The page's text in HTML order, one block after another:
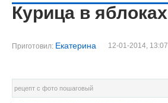
Курица в яблоках
Приготовил: Екатерина 12-01-2014, 13:07
рецепт с фото пошаговый